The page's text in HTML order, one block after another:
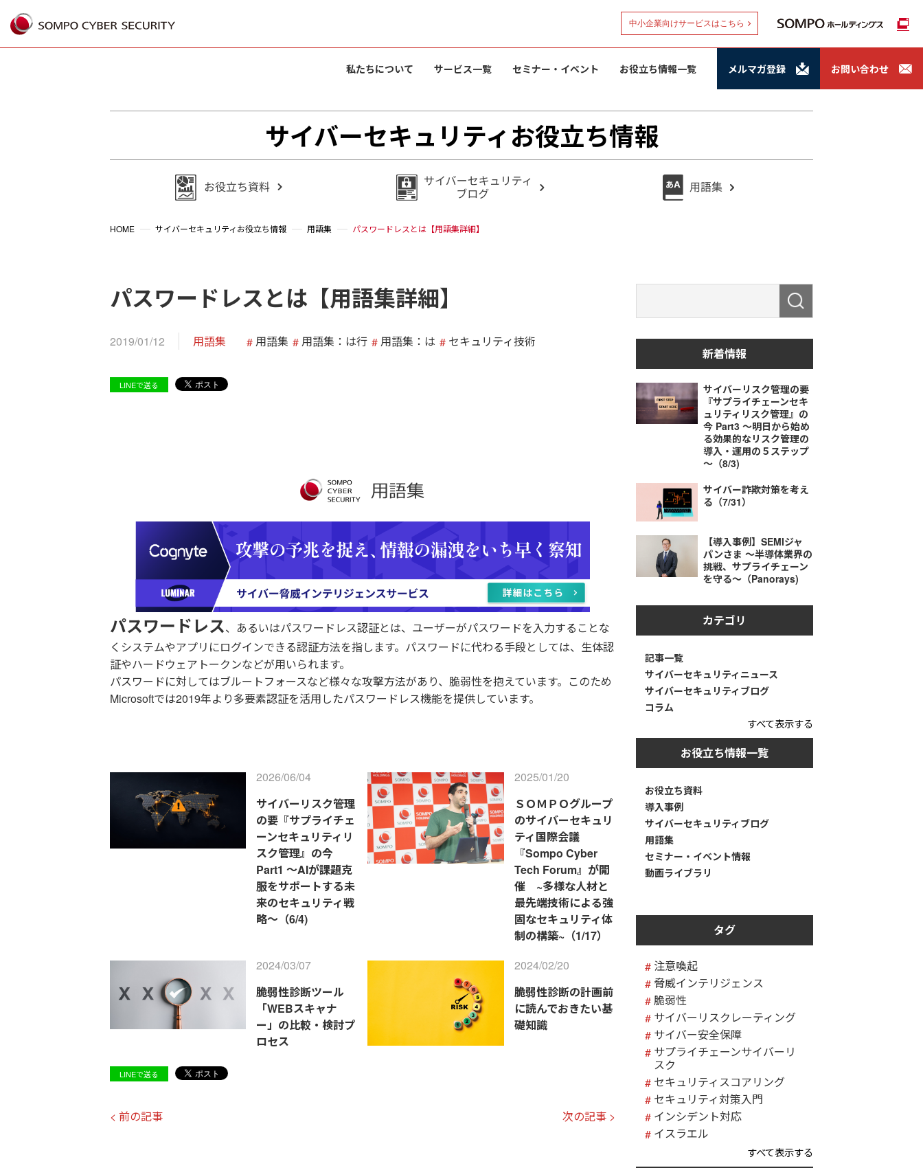
中小企業向けサービスはこちら
私たちについて サービス一覧 セミナー・イベント お役立ち情報一覧 メルマガ登録 お問い合わせ
サイバーセキュリティお役立ち情報
HOME サイバーセキュリティお役立ち情報 用語集 パスワードレスとは【用語集詳細】
パスワードレスとは【用語集詳細】
2019/01/12 用語集 用語集 用語集：は行 用語集：は セキュリティ技術
LINEで送る
パスワードレス、あるいはパスワードレス認証とは、ユーザーがパスワードを入力することな
くシステムやアプリにログインできる認証方法を指します。パスワードに代わる手段としては、生体認
証やハードウェアトークンなどが用いられます。
パスワードに対してはブルートフォースなど様々な攻撃方法があり、脆弱性を抱えています。このため
Microsoftでは2019年より多要素認証を活用したパスワードレス機能を提供しています。
2026/06/04
サイバーリスク管理
の要『サプライチェ
ーンセキュリティリ
スク管理』の今
Part1 ～AIが課題克
服をサポートする未
来のセキュリティ戦
略～（6/4)
2025/01/20
ＳＯＭＰＯグループ
のサイバーセキュリ
ティ国際会議
『Sompo Cyber
Tech Forum』が開
催 ~多様な人材と
最先端技術による強
固なセキュリティ体
制の構築~（1/17）
2024/03/07
脆弱性診断ツール
「WEBスキャナ
ー」の比較・検討プ
ロセス
2024/02/20
脆弱性診断の計画前
に読んでおきたい基
礎知識
LINEで送る
< 前の記事 次の記事 >
新着情報
サイバーリスク管理の要
『サプライチェーンセキ
ュリティリスク管理』の
今 Part3 ～明日から始め
る効果的なリスク管理の
導入・運用の５ステップ
～（8/3)
サイバー詐欺対策を考え
る（7/31）
【導入事例】SEMIジャ
パンさま ～半導体業界の
挑戦、サプライチェーン
を守る～（Panorays)
カテゴリ
記事一覧
サイバーセキュリティニュース
サイバーセキュリティブログ
コラム
すべて表示する
お役立ち情報一覧
お役立ち資料
導入事例
サイバーセキュリティブログ
用語集
セミナー・イベント情報
動画ライブラリ
タグ
注意喚起
脅威インテリジェンス
脆弱性
サイバーリスクレーティング
サイバー安全保障
サプライチェーンサイバーリ
スク
セキュリティスコアリング
セキュリティ対策入門
インシデント対応
イスラエル
すべて表示する